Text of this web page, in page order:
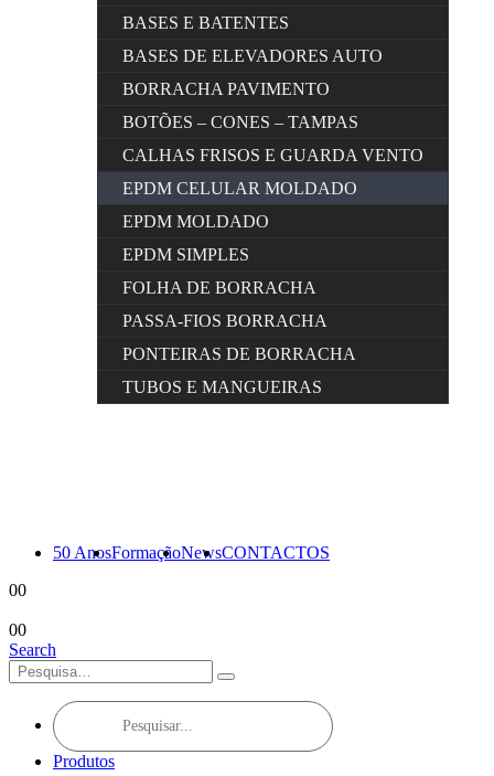
BASES E BATENTES
BASES DE ELEVADORES AUTO
BORRACHA PAVIMENTO
BOTÕES – CONES – TAMPAS
CALHAS FRISOS E GUARDA VENTO
EPDM CELULAR MOLDADO
EPDM MOLDADO
EPDM SIMPLES
FOLHA DE BORRACHA
PASSA-FIOS BORRACHA
PONTEIRAS DE BORRACHA
TUBOS E MANGUEIRAS
50 AnosFormaçãoNewsCONTACTOS
00
00
Search
Products
search
Produtos